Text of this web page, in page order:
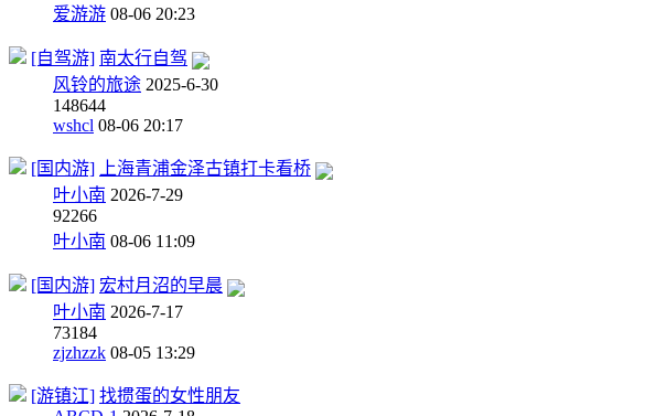
爱游游 08-06 20:23
[自驾游] 南太行自驾
风铃的旅途 2025-6-30
148644
wshcl 08-06 20:17
[国内游]
上海青浦金泽古镇打卡看桥
叶小南 2026-7-29
92266
叶小南 08-06 11:09
[国内游] 宏村月沼的早晨
叶小南 2026-7-17
73184
zjzhzzk 08-05 13:29
[游镇江] 找掼蛋的女性朋友